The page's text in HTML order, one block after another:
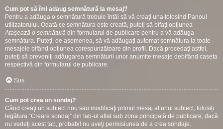
Cum pot să îmi adaug semnătură la mesaj?
Pentru a adăuga o semnătură trebuie întâi să vă creaţi una folosind Panoul
utilizatorului. Odată ce semnătura este creată, puteţi să bifaţi opţiunea
Ataşează o semnătură din formularul de publicare pentru a vă adăuga
semnătura. Puteţi, de asemenea, să vă adăugaţi automat semnătura la toate
mesajele bifând opţiunea corespunzătoare din profil. Dacă procedaţi astfel,
puteţi să preveniţi adăugarea semnăturii unor anumite mesaje debifând caseta
respectivă din formularul de publicare.
Sus
Cum pot crea un sondaj?
Când creaţi un subiect nou sau modificaţi primul mesaj al unui subiect, folosiți
legătura “Creare sondaj” din tab-ul aflat sub zona principală de publicare; dacă
nu vedeţi acest tab, probabil nu aveţi permisiunea de a crea sondaje.